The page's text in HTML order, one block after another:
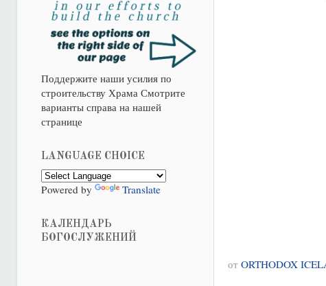
от ORTHODOX
Поддержите наши усилия по
строительству Храма Смотрите
варианты справа на нашей
странице
LANGUAGE CHOICE
Powered by Translate
КАЛЕНДАРЬ
БОГОСЛУЖЕНИЙ